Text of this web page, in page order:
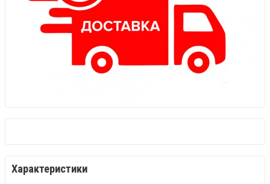
Характеристики